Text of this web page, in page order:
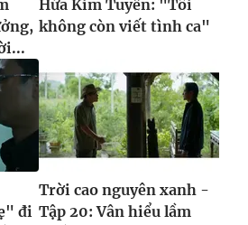
Hứa Kim Tuyền: "Tôi
không còn viết tình ca"
đi
Trời cao nguyên xanh -
Tập 20: Vân hiểu lầm